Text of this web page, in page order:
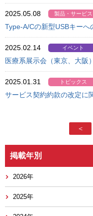
2025.05.08 製品・サービス
Type-A/Cの新型USBキーへ
2025.02.14 イベント
医療系展示会（東京、大阪
2025.01.31 トピックス
サービス契約約款の改定に
＜
掲載年別
2026年
2025年